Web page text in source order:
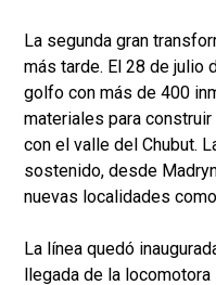
La segunda gran
más tarde. El 28 de julio
golfo con más de 400
materiales para
con el valle del Chubut.
sostenido, desde
nuevas localidades
La línea quedó
llegada de la locomotora